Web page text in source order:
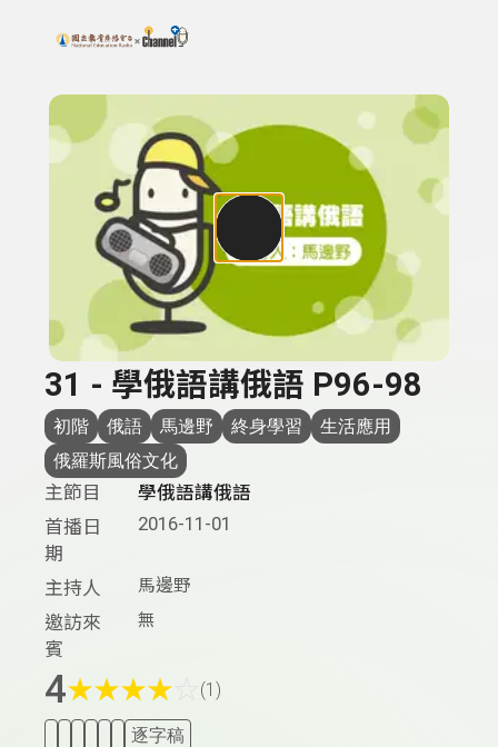
上方功能區塊
搜尋關鍵字：可輸入節目名稱、主持人或關鍵字
31 - 學俄語講俄語 P96-98
初階 俄語 馬邊野 終身學習
生活應用
俄羅斯風俗文化
主節目
學俄語講俄語
首播日
期
2016-11-01
主持人 馬邊野
邀訪來
賓
無
4★★★★ (1)
逐字稿